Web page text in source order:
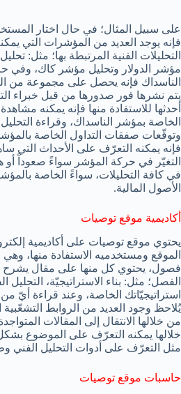
على سبيل المثال؛ في حال اختار
فإنه يوجد العديد من المؤشرات التي
التحليلات الفنية المرتبطة بها؛ مثل:
مؤشر الدولار وتحليل مؤشر كاك، وفي
الناسداك فإنه يحصل على مجموعة من
يتم نشرها فور صدورها من قبل خبراء
أحدثها للاستفادة منها فإنه يمكنه
الخاصة بمؤشر الناسداك، وقراءة
وتوقّعات صفقات التداول الخاصة
فإنه يمكنه التعرّف على الأحداث
التغيّر في حركة المؤشر سواءً صعوداً أو
في كافة التحليلات، سواءً الخاصة
الأصول المالية.
أكاديمية موقع توصيات
يحتوي موقع توصيات على أكاديمية
الموقع ومستخدميه الاستفادة منها، وهي
فصول، يحتوي كل منها على مقال يشرح
الفصل؛ مثل: بناء الاستراتيجيّة، التحليل
استراتيجيّاتك الخاصة، وعند قراءة أيّ
يُلاحظ وجود العديد من الروابط
من خلالها الانتقال إلى المقالات
خلالها يمكنه التعرّف على الموضوع
مثل التعرّف على أدوات التحليل الفني
حاسبات موقع توصيات